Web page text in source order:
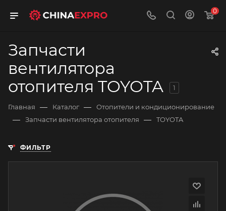
0
Запчасти
вентилятора
отопителя TOYOTA
1
Главная — Каталог — Отопители и кондиционирование
— Запчасти вентилятора отопителя — TOYOTA
ФИЛЬТР